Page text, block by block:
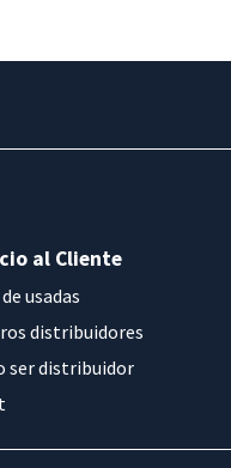
al Cliente
usadas
distribuidores
ser distribuidor